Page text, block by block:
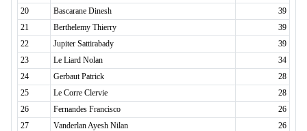
20
Bascarane Dinesh
39
21
Berthelemy Thierry
39
22
Jupiter Sattirabady
39
23
Le Liard Nolan
34
24
Gerbaut Patrick
28
25
Le Corre Clervie
28
26
Fernandes Francisco
26
27
Vanderlan Ayesh Nilan
26